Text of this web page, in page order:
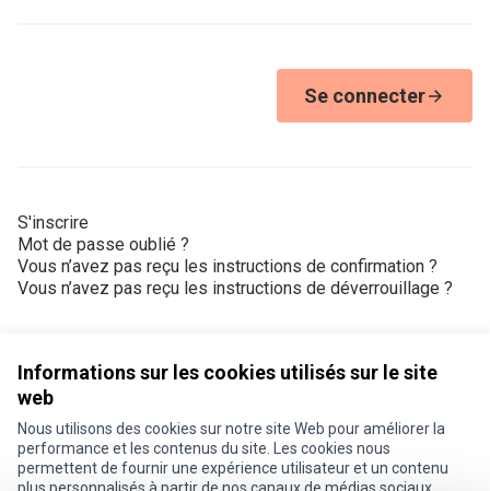
Informations sur les cookies utilisés sur le site
web
Nous utilisons des cookies sur notre site Web pour améliorer la
performance et les contenus du site. Les cookies nous
permettent de fournir une expérience utilisateur et un contenu
Se connecter
S'inscrire
Mot de passe oublié ?
Vous n’avez pas reçu les instructions de confirmation ?
Vous n’avez pas reçu les instructions de déverrouillage ?
Conditions d'utilisation
Paramètres des cookies
Je participe ! sur X
Je participe ! sur Facebook
Je participe ! sur Instagram